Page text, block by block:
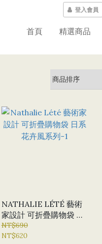
登入會員
首頁 精選商品
NATHALIE LÉTÉ 藝術
家設計 可折疊購物袋 日
系花卉風系列-1
NT$690
NT$620